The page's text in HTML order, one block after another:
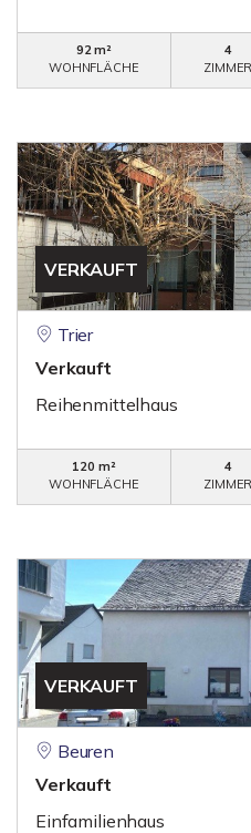
92 m²
WOHNFLÄCHE
4
ZIMMER
VERKAUFT
Trier
Verkauft
Reihenmittelhaus
120 m²
WOHNFLÄCHE
4
ZIMMER
VERKAUFT
Beuren
Verkauft
Einfamilienhaus